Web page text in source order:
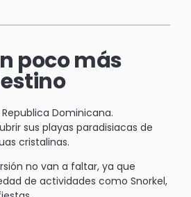
poco más
Dominicana.
sus playas paradisiacas de
cristalinas.
no van a faltar, ya que
de actividades como Snorkel,